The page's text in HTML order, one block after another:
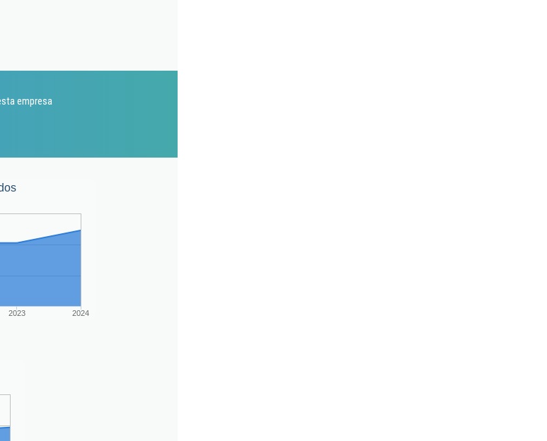
empresa
2023 2024